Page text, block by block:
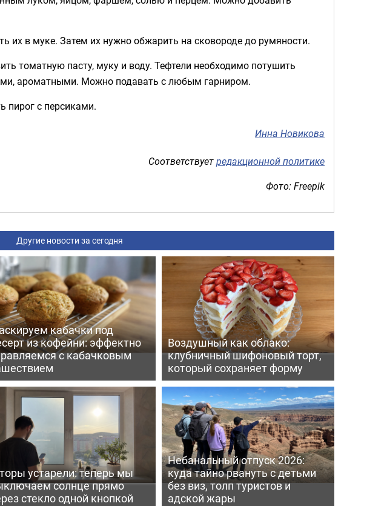
их в муке. Затем их нужно обжарить на сковороде до румяности.
томатную пасту, муку и воду. Тефтели необходимо потушить
ароматными. Можно подавать с любым гарниром.
пирог с персиками.
Инна Новикова
Соответствуетредакционной политике
Фото: Freepik
Другие новости за сегодня
кабачки под
из кофейни: эффектно
с кабачковым
Воздушный как облако:
клубничный шифоновый торт,
который сохраняет форму
устарели: теперь мы
солнце прямо
стекло одной кнопкой
Небанальный отпуск 2026:
куда тайно рвануть с детьми
без виз, толп туристов и
адской жары